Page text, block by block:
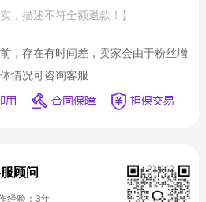
，描述不符全额退款！】
，存在有时间差，卖家会由于粉丝增
情况可咨询客服
顾问
经验：3年